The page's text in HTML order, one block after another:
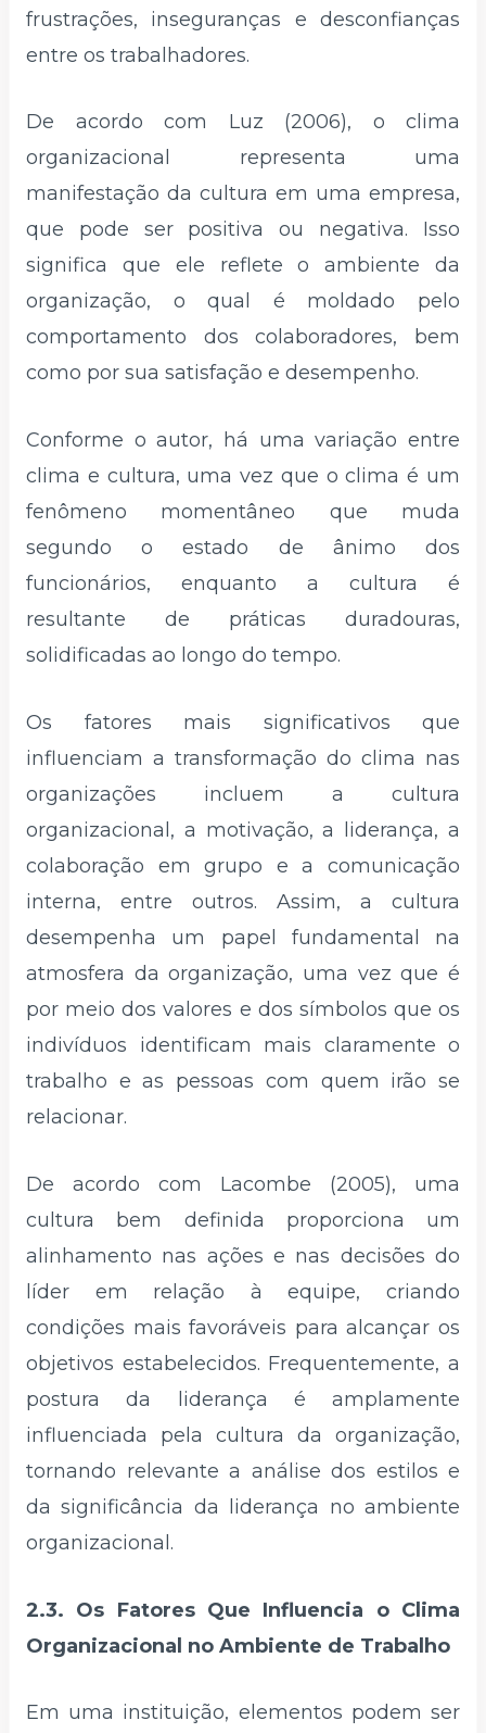
frustrações, inseguranças e desconfianças
entre os trabalhadores.
De acordo com Luz (2006), o clima
organizacional representa uma
manifestação da cultura em uma empresa,
que pode ser positiva ou negativa. Isso
significa que ele reflete o ambiente da
organização, o qual é moldado pelo
comportamento dos colaboradores, bem
como por sua satisfação e desempenho.
Conforme o autor, há uma variação entre
clima e cultura, uma vez que o clima é um
fenômeno momentâneo que muda
segundo o estado de ânimo dos
funcionários, enquanto a cultura é
resultante de práticas duradouras,
solidificadas ao longo do tempo.
Os fatores mais significativos que
influenciam a transformação do clima nas
organizações incluem a cultura
organizacional, a motivação, a liderança, a
colaboração em grupo e a comunicação
interna, entre outros. Assim, a cultura
desempenha um papel fundamental na
atmosfera da organização, uma vez que é
por meio dos valores e dos símbolos que os
indivíduos identificam mais claramente o
trabalho e as pessoas com quem irão se
relacionar.
De acordo com Lacombe (2005), uma
cultura bem definida proporciona um
alinhamento nas ações e nas decisões do
líder em relação à equipe, criando
condições mais favoráveis para alcançar os
objetivos estabelecidos. Frequentemente, a
postura da liderança é amplamente
influenciada pela cultura da organização,
tornando relevante a análise dos estilos e
da significância da liderança no ambiente
organizacional.
2.3. Os Fatores Que Influencia o Clima
Organizacional no Ambiente de Trabalho
Em uma instituição, elementos podem ser